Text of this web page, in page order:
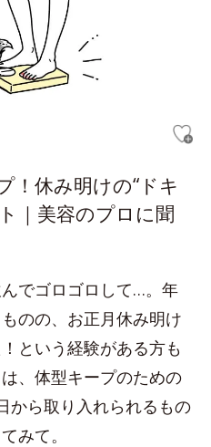
！休み明けの“ドキ
｜美容のプロに聞
でゴロゴロして…。年
のの、お正月休み明け
という経験がある方も
、体型キープのための
から取り入れられるもの
みて。